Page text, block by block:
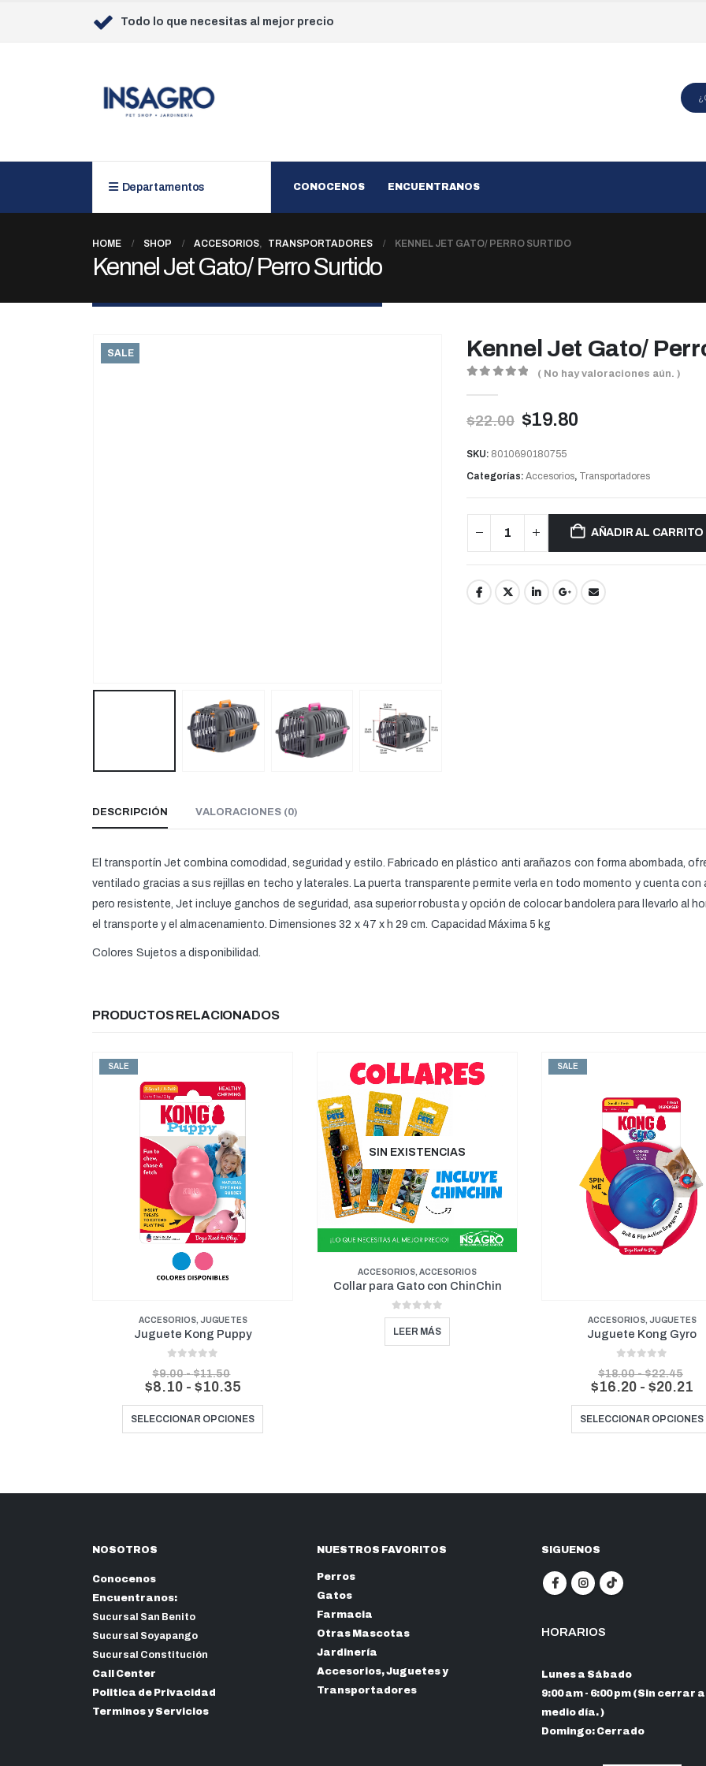
Todo lo que necesitas al mejor precio
Departamentos CONOCENOS ENCUENTRANOS
HOME SHOP ACCESORIOS, TRANSPORTADORES KENNEL JET GATO/ PERRO SURTIDO
Kennel Jet Gato/ Perro Surtido
SALE Kennel Jet Gato/
( No hay valoraciones aún. )
$22.00 $19.80
SKU: 8010690180755
Categorías: Accesorios, Transportadores
AÑADIR AL CARRITO
DESCRIPCIÓN VALORACIONES (0)
El transportín Jet combina comodidad, seguridad y estilo. Fabricado en plástico anti arañazos con forma abombada,
ventilado gracias a sus rejillas en techo y laterales. La puerta transparente permite verla en todo momento y cuenta
pero resistente, Jet incluye ganchos de seguridad, asa superior robusta y opción de colocar bandolera para llevarlo al
el transporte y el almacenamiento. Dimensiones 32 x 47 x h 29 cm. Capacidad Máxima 5 kg
Colores Sujetos a disponibilidad.
PRODUCTOS RELACIONADOS
ACCESORIOS,JUGUETES
Juguete Kong Puppy
-$11.50Rango
de
precios:
desde
$9.00
8.10 - $10.35Rango
precios:
desde
SELECCIONAR OPCIONES
Este producto tiene múltiples variantes. Las opciones se pueden elegir en la página de producto
SIN EXISTENCIAS
ACCESORIOS,ACCESORIOS
Collar para Gato con ChinChin
out of 5
LEER MÁS
ACCESORIOS,JUGUETES
Juguete Kong Gyro
18.00-$22.45Rango
de
precios:
desde
$18.00
16.20 - $20.21Rango
precios:
desde
SELECCIONAR OPCIONES
Este producto tiene múltiples variantes. Las opciones
NOSOTROS
Conocenos
Encuentranos:
Sucursal San Benito
Sucursal Soyapango
Sucursal Constitución
Call Center
Politica de Privacidad
Terminos y Servicios
NUESTROS FAVORITOS
Perros
Gatos
Farmacia
Otras Mascotas
Jardinería
Accesorios, Juguetes y
Transportadores
SIGUENOS
HORARIOS
Lunes a Sábado
9:00 am - 6:00 pm (Sin cerrar al
medio día. )
Domingo: Cerrado